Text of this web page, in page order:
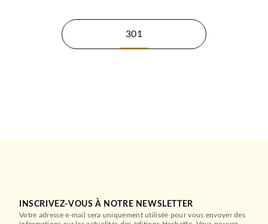
301
INSCRIVEZ-VOUS À NOTRE NEWSLETTER
Votre adresse e-mail sera uniquement utilisée pour vous envoyer des